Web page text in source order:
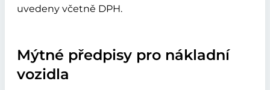
uvedeny včetně DPH.
Mýtné předpisy pro nákladní
vozidla